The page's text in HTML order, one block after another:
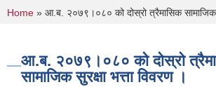
You are here
Home » आ.ब. २०७९।०८० को दोस्रो त्रैमासिक सामाजिक
आ.ब. २०७९।०८० को दोस्रो
सामाजिक सुरक्षा भत्ता विवरण ।